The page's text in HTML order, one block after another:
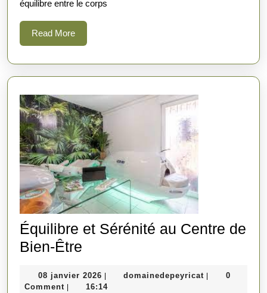
équilibre entre le corps
Read MoreRead
More
Équilibre et Sérénité au Centre de
Bien-Être
Sérénité
08 janvier 2026 08
janvier
| domainedepeyricat |
0
Comment | 16:14